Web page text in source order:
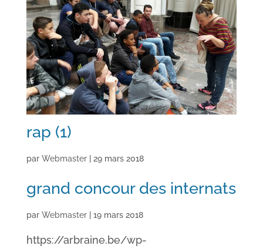
rap (1)
par Webmaster| 29 mars 2018
grand concour des internats
par Webmaster| 19 mars 2018
https://arbraine.be/wp-